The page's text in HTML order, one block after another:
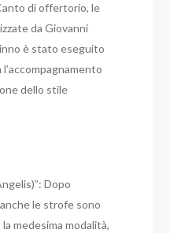
di offertorio, le
da Giovanni
è stato eseguito
dello stile
Dopo
le strofe sono
medesima modalità,